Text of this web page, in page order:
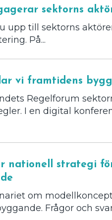
sektorns
upp till sektorns
På...
vi framtidens
Regelforum
I en digital
nationell strategi
om
Frågor och